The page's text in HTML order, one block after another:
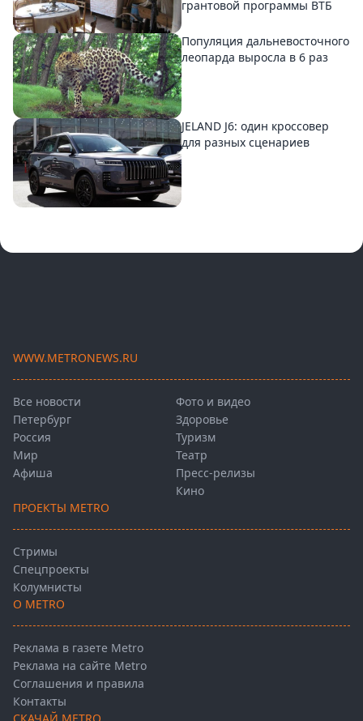
грантовой программы ВТБ
Популяция дальневосточного
леопарда выросла в 6 раз
JELAND J6: один кроссовер
для разных сценариев
WWW.METRONEWS.RU
Все новости
Петербург
Россия
Мир
Афиша
Фото и видео
Здоровье
Туризм
Театр
Пресс-релизы
Кино
ПРОЕКТЫ METRO
Стримы
Спецпроекты
Колумнисты
О METRO
Реклама в газете Metro
Реклама на сайте Metro
Соглашения и правила
Контакты